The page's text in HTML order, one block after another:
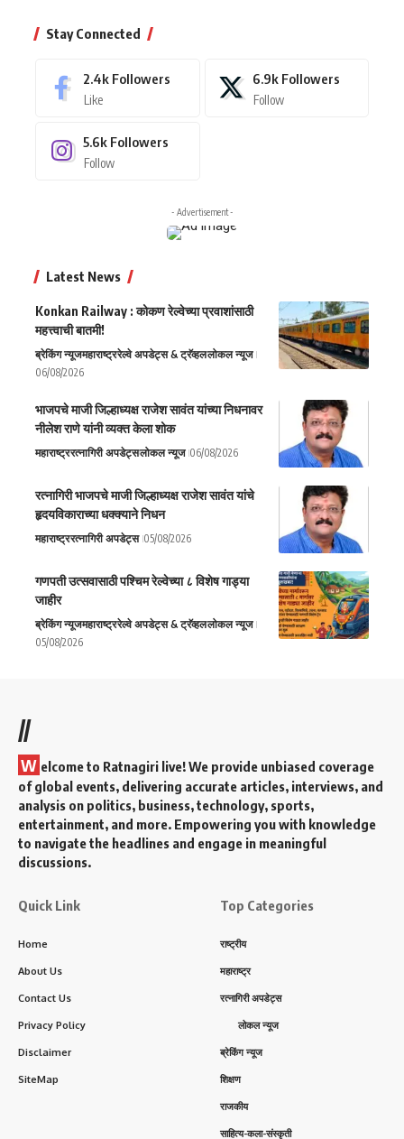
Stay Connected
2.4k Followers
Like
6.9k Followers
Follow
5.6k Followers
Follow
- Advertisement -
Latest News
Konkan Railway : कोकण रेल्वेच्या प्रवाशांसाठी
महत्त्वाची बातमी!
ब्रेकिंग न्यूजमहाराष्ट्ररेल्वे अपडेट्स & ट्रॅव्हललोकल न्यूज
06/08/2026
भाजपचे माजी जिल्हाध्यक्ष राजेश सावंत यांच्या निधनावर
नीलेश राणे यांनी व्यक्त केला शोक
महाराष्ट्ररत्नागिरी अपडेट्सलोकल न्यूज 06/08/2026
रत्नागिरी भाजपचे माजी जिल्हाध्यक्ष राजेश सावंत यांचे
हृदयविकाराच्या धक्क्याने निधन
महाराष्ट्ररत्नागिरी अपडेट्स 05/08/2026
गणपती उत्सवासाठी पश्चिम रेल्वेच्या ८ विशेष गाड्या
जाहीर
ब्रेकिंग न्यूजमहाराष्ट्ररेल्वे अपडेट्स & ट्रॅव्हललोकल न्यूज
05/08/2026
//
W elcome to Ratnagiri live! We provide unbiased coverage
of global events, delivering accurate articles, interviews, and
analysis on politics, business, technology, sports,
entertainment, and more. Empowering you with knowledge
to navigate the headlines and engage in meaningful
discussions.
Quick Link
Home
About Us
Contact Us
Privacy Policy
Disclaimer
SiteMap
Top Categories
राष्ट्रीय
महाराष्ट्र
रत्नागिरी अपडेट्स
लोकल न्यूज
ब्रेकिंग न्यूज
शिक्षण
राजकीय
साहित्य-कला-संस्कृती